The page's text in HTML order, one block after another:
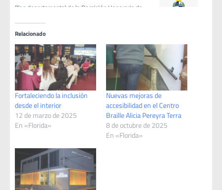
Relacionado
Fortaleciendo la inclusión
desde el interior
12 de marzo de 2025
En «Florida»
Nuevas mejoras de
accesibilidad en el Centro
Braille Alicia Pereyra Terra
8 de octubre de 2025
En «Florida»